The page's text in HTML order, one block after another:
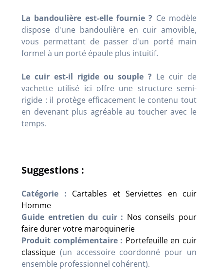
La bandoulière est-elle fournie ? Ce modèle
dispose d'une bandoulière en cuir amovible,
vous permettant de passer d'un porté main
formel à un porté épaule plus intuitif.
Le cuir est-il rigide ou souple ? Le cuir de
vachette utilisé ici offre une structure semi-
rigide : il protège efficacement le contenu tout
en devenant plus agréable au toucher avec le
temps.
Suggestions :
Catégorie : Cartables et Serviettes en cuir
Homme
Guide entretien du cuir : Nos conseils pour
faire durer votre maroquinerie
Produit complémentaire : Portefeuille en cuir
classique (un accessoire coordonné pour un
ensemble professionnel cohérent).